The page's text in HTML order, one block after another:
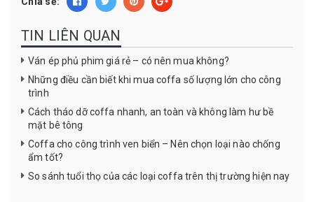
TIN LIÊN QUAN
Ván ép phủ phim giá rẻ – có nên mua không?
Những điều cần biết khi mua coffa số lượng lớn cho công
trình
Cách tháo dỡ coffa nhanh, an toàn và không làm hư bề
mặt bê tông
Coffa cho công trình ven biển – Nên chọn loại nào chống
ẩm tốt?
So sánh tuổi thọ của các loại coffa trên thị trường hiện nay